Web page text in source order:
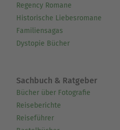
Regency Romane
Historische Liebesromane
Familiensagas
Dystopie Bücher
Sachbuch & Ratgeber
Bücher über Fotografie
Reiseberichte
Reiseführer